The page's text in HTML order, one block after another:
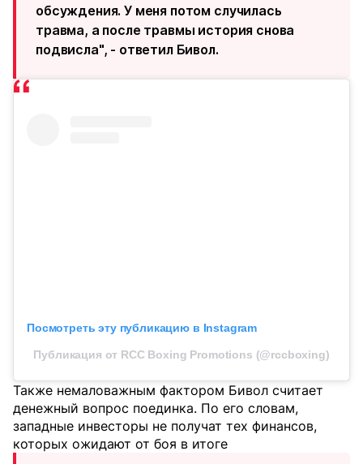
обсуждения. У меня потом случилась
травма, а после травмы история снова
подвисла", - ответил Бивол.
Посмотреть эту публикацию в Instagram
Публикация от RCC Boxing Promotions (@rccboxing)
Также немаловажным фактором Бивол считает
денежный вопрос поединка. По его словам,
западные инвесторы не получат тех финансов,
которых ожидают от боя в итоге